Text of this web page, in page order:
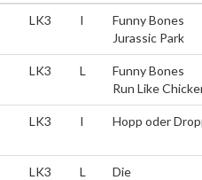
LK3 I
Funny Bones
Jurassic Park
LK3 L
Funny Bones
Run Like
LK3 I Hopp oder
LK3 L
Die